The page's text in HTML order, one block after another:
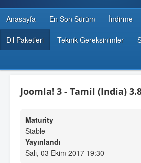
GELIŞTIRICI KAYNAKLARI
Anasayfa En Son Sürüm İndirme
Dil Paketleri Teknik Gereksinimler
Joomla! 3 - Tamil (India)
Maturity
Stable
Yayınlandı
Salı, 03 Ekim 2017 19:30